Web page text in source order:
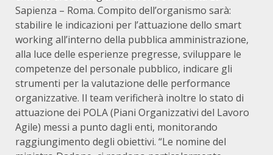
Sapienza – Roma. Compito dell’organismo sarà:
stabilire le indicazioni per l’attuazione dello smart
working all’interno della pubblica amministrazione,
alla luce delle esperienze pregresse, sviluppare le
competenze del personale pubblico, indicare gli
strumenti per la valutazione delle performance
organizzative. Il team verificherà inoltre lo stato di
attuazione dei POLA (Piani Organizzativi del Lavoro
Agile) messi a punto dagli enti, monitorando
raggiungimento degli obiettivi. “Le nomine del